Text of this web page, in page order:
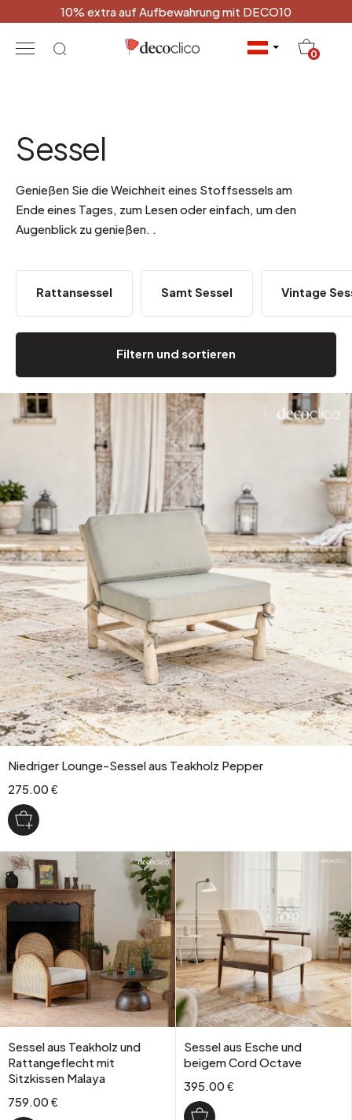
10% extra auf Aufbewahrung mit DECO10
0
Sessel
Genießen Sie die Weichheit eines Stoffsessels am
Ende eines Tages, zum Lesen oder einfach, um den
Augenblick zu genießen. .
Filtern und sortieren
Rattansessel Samt Sessel Vintage
Niedriger Lounge-Sessel aus Teakholz Pepper
275.00 €
Sessel aus Teakholz und
Rattangeflecht mit
Sitzkissen Malaya
759.00 €
Sessel aus Esche und
beigem Cord Octave
395.00 €